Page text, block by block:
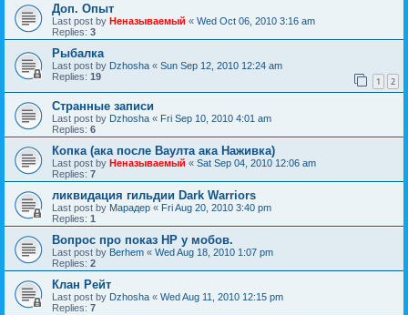
Доп. Опыт
Last post by Неназываемый « Wed Oct 06, 2010 3:16 am
Replies: 3
Рыбалка
Last post by Dzhosha « Sun Sep 12, 2010 12:24 am
Replies: 19 1 2
Странные записи
Last post by Dzhosha « Fri Sep 10, 2010 4:01 am
Replies: 6
Копка (ака после Ваулта ака Наживка)
Last post by Неназываемый « Sat Sep 04, 2010 12:06 am
Replies: 7
ликвидация гильдии Dark Warriors
Last post by Марадер « Fri Aug 20, 2010 3:40 pm
Replies: 1
Вопрос про показ HP у мобов.
Last post by Berhem « Wed Aug 18, 2010 1:07 pm
Replies: 2
Клан Рейт
Last post by Dzhosha « Wed Aug 11, 2010 12:15 pm
Replies: 7